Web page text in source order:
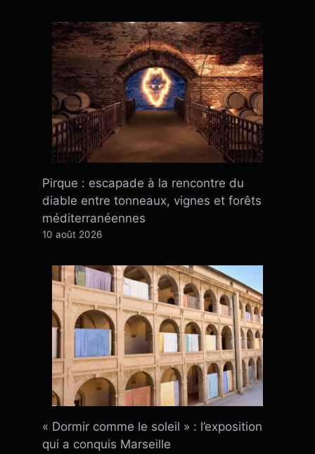
Pirque : escapade à la rencontre du
diable entre tonneaux, vignes et forêts
méditerranéennes
10 août 2026
« Dormir comme le soleil » : l’exposition
qui a conquis Marseille